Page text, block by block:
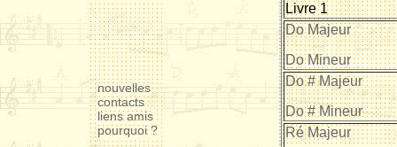
nouvelles
contacts
liens amis
pourquoi ?
Livre 1
Do Majeur
Do Mineur
Do # Majeur
Do # Mineur
Ré Majeur